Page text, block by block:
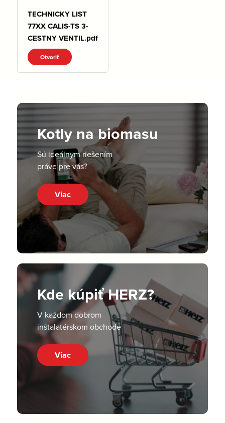
TECHNICKY LIST
77XX CALIS-TS 3-
CESTNY VENTIL.pdf
Otvoriť
Kotly na biomasu
Sú ideálnym riešením
práve pre vás?
Viac
Kde kúpiť HERZ?
V každom dobrom
inštalatérskom obchode
Viac